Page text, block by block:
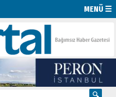
MENÜ ☰